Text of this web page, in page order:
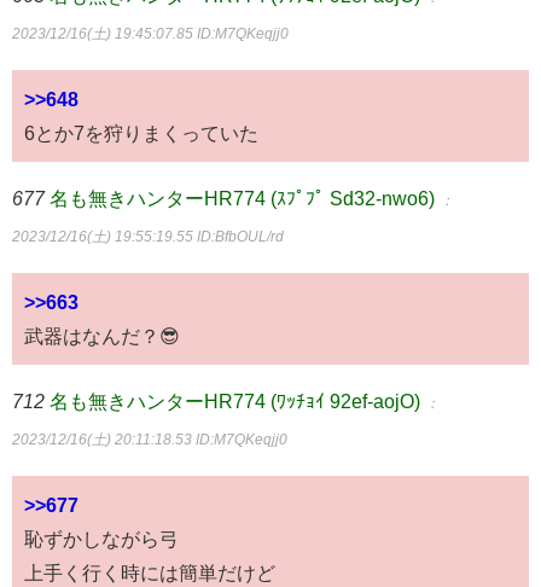
2023/12/16(土) 19:45:07.85 ID:M7QKeqjj0
>>648
6とか7を狩りまくっていた
677 名も無きハンターHR774 (ｽﾌﾟﾌﾟ Sd32-nwo6) ：
2023/12/16(土) 19:55:19.55 ID:BfbOUL/rd
>>663
武器はなんだ？😎
712 名も無きハンターHR774 (ﾜｯﾁｮｲ 92ef-aojO) ：
2023/12/16(土) 20:11:18.53 ID:M7QKeqjj0
>>677
恥ずかしながら弓
上手く行く時には簡単だけど